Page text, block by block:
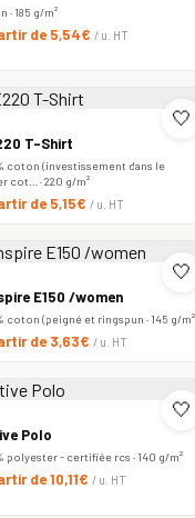
· 185 g/m²
de 5,54€ / u. HT
🤍
T-Shirt
coton (investissement dans le
cot… · 220 g/m²
de 5,15€ / u. HT
🤍
E150 /women
coton (peigné et ringspun · 145 g/m²
de 3,63€ / u. HT
🤍
Polo
polyester - certifiée rcs · 140 g/m²
de 10,11€ / u. HT